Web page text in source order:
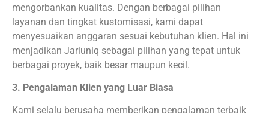
mengorbankan kualitas. Dengan berbagai pilihan
layanan dan tingkat kustomisasi, kami dapat
menyesuaikan anggaran sesuai kebutuhan klien. Hal ini
menjadikan Jariuniq sebagai pilihan yang tepat untuk
berbagai proyek, baik besar maupun kecil.
3. Pengalaman Klien yang Luar Biasa
Kami selalu berusaha memberikan pengalaman terbaik